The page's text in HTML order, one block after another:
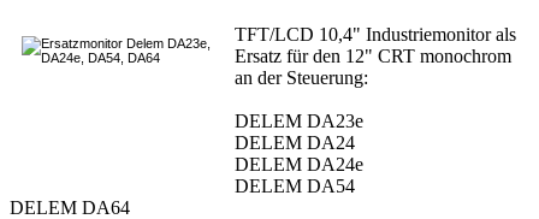
TFT/LCD 10,4" Industriemonitor als
Ersatz für den 12" CRT monochrom
an der Steuerung:
DELEM DA23e
DELEM DA24
DELEM DA24e
DELEM DA54
DELEM DA64